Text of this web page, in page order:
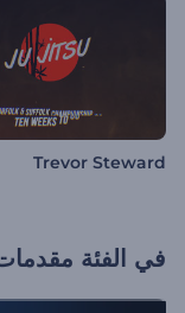
Trevor Steward
في الفئة